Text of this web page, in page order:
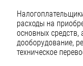
расходы на
основных средств,
дооборудование,
техническое